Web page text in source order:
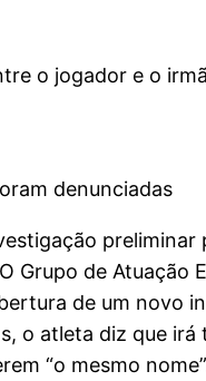
o jogador e o
denunciadas
preliminar
de Atuação
de um
o atleta diz que
“o mesmo